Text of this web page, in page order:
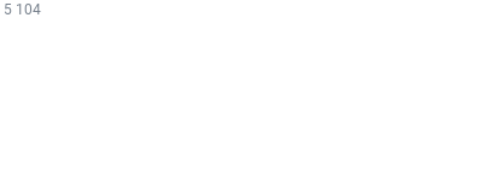
5 104